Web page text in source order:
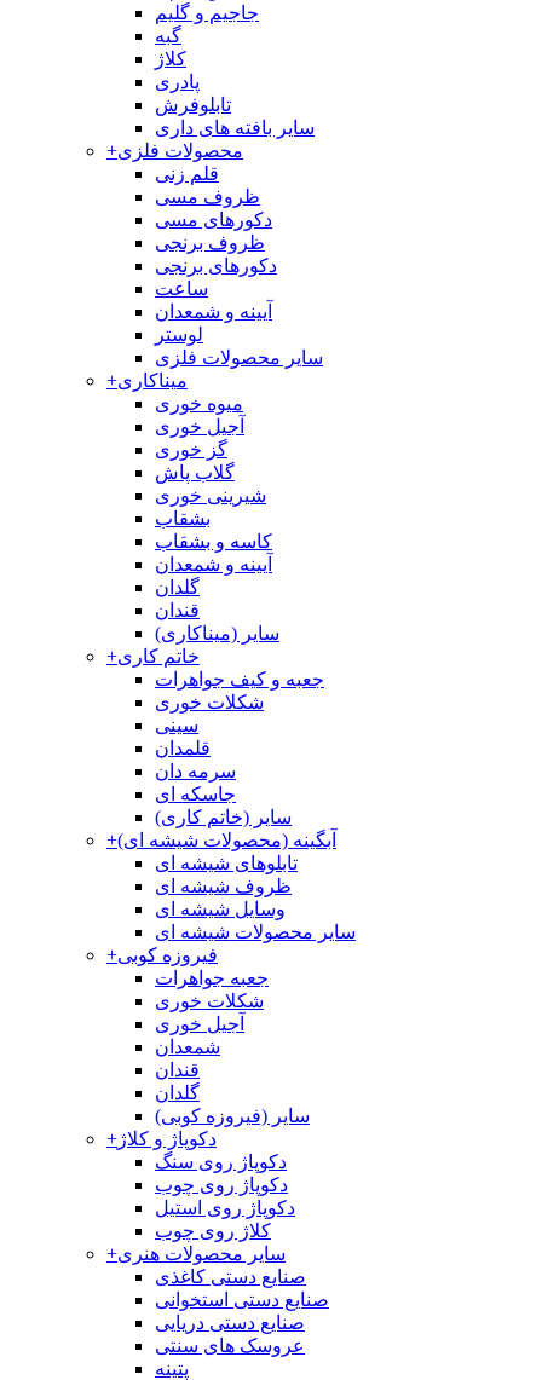
جاجیم و گلیم
گبه
کلاژ
پادری
تابلوفرش
سایر بافته های داری
+محصولات فلزی
قلم زنی
ظروف مسی
دکورهای مسی
ظروف برنجی
دکورهای برنجی
ساعت
آیینه و شمعدان
لوستر
سایر محصولات فلزی
+میناکاری
میوه خوری
آجیل خوری
گز خوری
گلاب پاش
شیرینی خوری
بشقاب
کاسه و بشقاب
آیینه و شمعدان
گلدان
قندان
سایر (میناکاری)
+خاتم کاری
جعبه و کیف جواهرات
شکلات خوری
سینی
قلمدان
سرمه دان
جاسکه ای
سایر (خاتم کاری)
+آبگینه (محصولات شیشه ای)
تابلوهای شیشه ای
ظروف شیشه ای
وسایل شیشه ای
سایر محصولات شیشه ای
+فیروزه کوبی
جعبه جواهرات
شکلات خوری
آجیل خوری
شمعدان
قندان
گلدان
سایر (فیروزه کوبی)
+دکوپاژ و کلاژ
دکوپاژ روی سنگ
دکوپاژ روی چوب
دکوپاژ روی استیل
کلاژ روی چوب
+سایر محصولات هنری
صنایع دستی کاغذی
صنایع دستی استخوانی
صنایع دستی دریایی
عروسک های سنتی
پتینه